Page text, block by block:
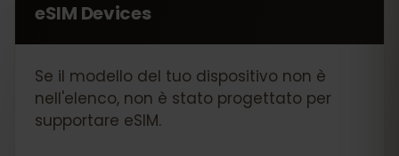
eSIM Devices
Se il modello del tuo dispositivo non è
nell'elenco, non è stato progettato per
supportare eSIM.